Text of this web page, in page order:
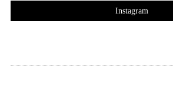
Instagram